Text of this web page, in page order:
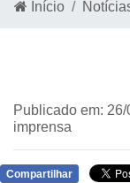
Início
Publicado em:
imprensa
Compartilhar